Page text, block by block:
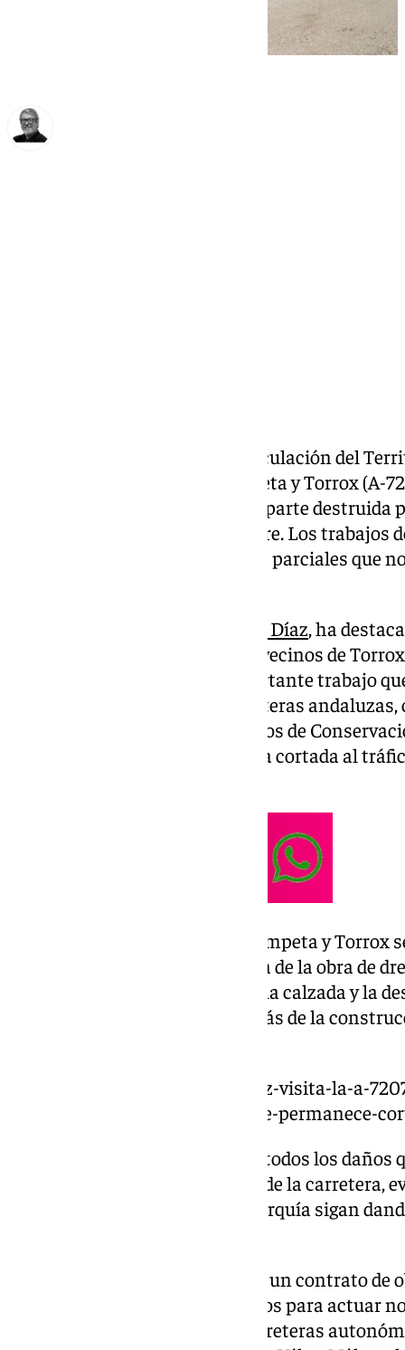
La Consejería de Fomento, Articulación del
tráfico la carretera entre Cómpeta y Torrox (A-
cuya calzada había quedado en parte
de mediados de noviembre. Los trabajos
continuarán, pero ya con cortes parciales que
Rocío Díaz, ha
esta vía tan necesaria para los vecinos de
recordado una vez más el importante trabajo
efectos de la DANA en las carreteras
500 profesionales de los servicios de
que esta carretera fuera la única cortada al
En la carretera A-7207 entre Cómpeta y
de la carretera debido a la rotura de la obra de
ocasionó la pérdida de parte de la calzada y la
que es necesario reponer, además de la
https://www.101tv.es/rocio-diaz-visita-la-a-
unica-carretera-malaguena-que-permanece-
Una vez que se han subsanado todos los
se ha procedido a la reapertura de la carretera,
esta zona de la comarca del Axarquía sigan
Esta intervención se incluye en un contrato de
inversión de 1,7 millones de euros para actuar
7207, sino también en otras carreteras